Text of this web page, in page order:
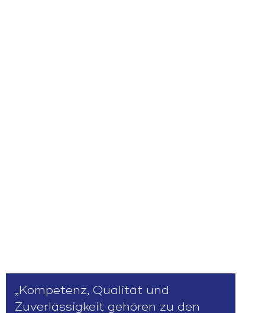
„Kompetenz, Qualität und
Zuverlässigkeit gehören zu den